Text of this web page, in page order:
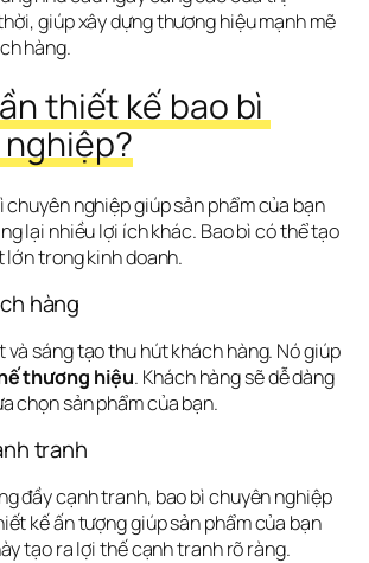
giúp xây dựng thương hiệu mạnh mẽ
hàng.
thiết kế bao bì
chuyên nghiệp giúp sản phẩm của bạn
lại nhiều lợi ích khác. Bao bì có thể tạo
lớn trong kinh doanh.
hàng
Bao bì đẹp mắt và sáng tạo thu hút khách hàng. Nó giúp
thương hiệu. Khách hàng sẽ dễ dàng
chọn sản phẩm của bạn.
tranh
đầy cạnh tranh, bao bì chuyên nghiệp
kế ấn tượng giúp sản phẩm của bạn
tạo ra lợi thế cạnh tranh rõ ràng.